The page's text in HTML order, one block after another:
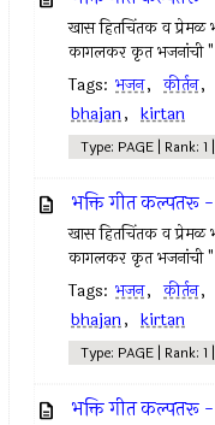
खास हितचिंतक व प्रेमळ
कागलकर कृत भजनांची
Tags: भजन, कीर्तन,
bhajan, kirtan
Type: PAGE | Rank:
भक्ति गीत कल्पतरू
खास हितचिंतक व प्रेमळ
कागलकर कृत भजनांची
Tags: भजन, कीर्तन,
bhajan, kirtan
Type: PAGE | Rank:
भक्ति गीत कल्पतरू